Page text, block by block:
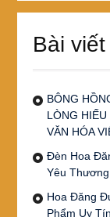
Bài
BÔNG
LÒNG
VĂN HÓA
Đèn Hoa
Yêu
Hoa Đăng
Phẩm Uy